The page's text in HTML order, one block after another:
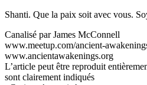
Shanti. Que la paix soit avec vous.
Canalisé par James McConnell
www.meetup.com/ancient-
www.ancientawakenings.org
L’article peut être reproduit
sont clairement indiqués